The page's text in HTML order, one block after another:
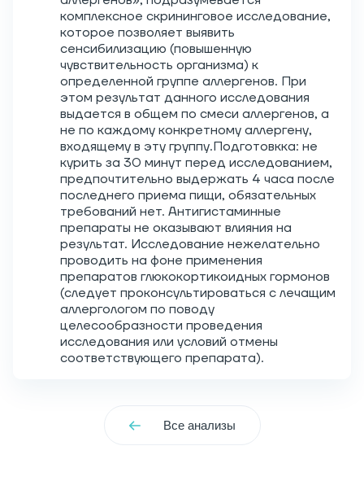
комплексное скрининговое исследование,
которое позволяет выявить
сенсибилизацию (повышенную
чувствительность организма) к
определенной группе аллергенов. При
этом результат данного исследования
выдается в общем по смеси аллергенов, а
не по каждому конкретному аллергену,
входящему в эту группу.Подготовкка: не
курить за 30 минут перед исследованием,
предпочтительно выдержать 4 часа после
последнего приема пищи, обязательных
требований нет. Антигистаминные
препараты не оказывают влияния на
результат. Исследование нежелательно
проводить на фоне применения
препаратов глюкокортикоидных гормонов
(следует проконсультироваться с лечащим
аллергологом по поводу
целесообразности проведения
исследования или условий отмены
соответствующего препарата).
Все анализы